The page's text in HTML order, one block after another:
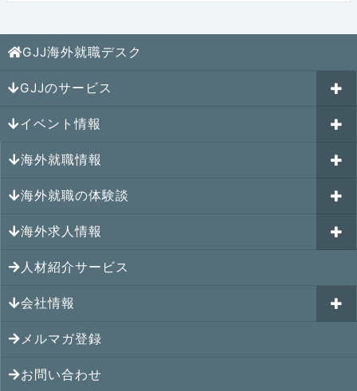
GJJ海外就職デスク
GJJのサービス
海外就職カウンセリング
はじめての海外就職セミナー
キャリアパスポートAI
GJJキャリア伴走プログラム
GJJキャリアコミュニティ
イベント情報
参加受付中のイベント
過去のイベント一覧
海外就職情報
アメリカの就職情報
カナダの就職情報
メキシコの就職情報
ヨーロッパの就職情報
オセアニアの就職情報
シンガポールの就職情報
海外就職の体験談
海外就職その後の体験談
シンガポール就職の体験談
マレーシア就職の体験談
タイ就職の体験談
ベトナム就職の体験談
海外求人情報
シンガポールの求人
マレーシアの求人
タイの求人
ベトナムの求人
人材紹介サービス
会社情報
アクセス
メンバー紹介
メルマガ登録
お問い合わせ